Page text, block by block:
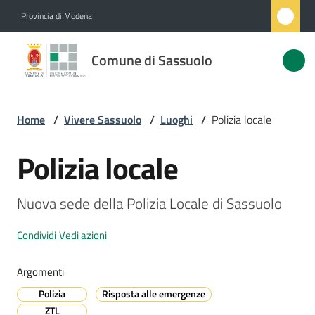
Provincia di Modena
Comune di Sassuolo
Comune
di
Servizi
Vivere
Sassuolo
Menu selezionato
Home / Vivere Sassuolo / Luoghi / Polizia locale
Salta al contenuto
Polizia locale
Nuova sede della Polizia Locale di Sassuolo
CondividiVedi azioni
Argomenti
Polizia
Risposta alle emergenze
ZTL